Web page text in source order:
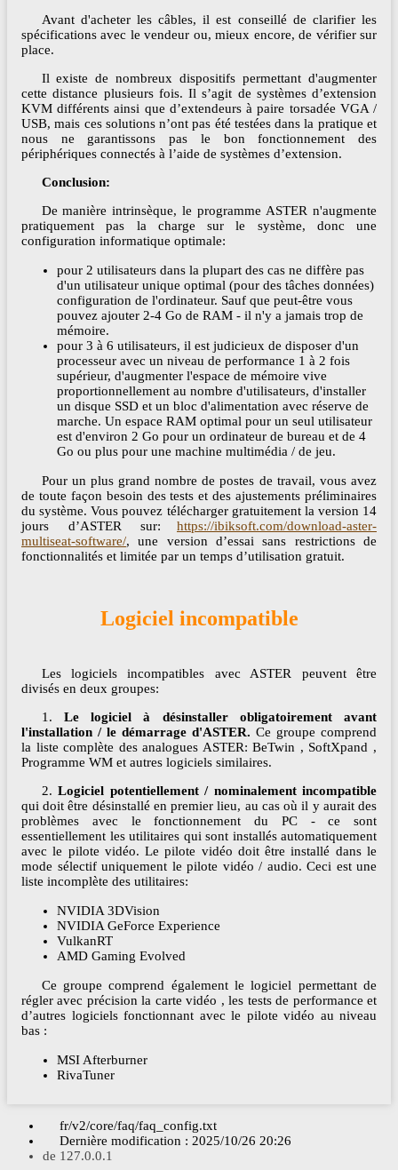
Avant d'acheter les câbles, il est conseillé de clarifier les
spécifications avec le vendeur ou, mieux encore, de vérifier sur
place.
Il existe de nombreux dispositifs permettant d'augmenter
cette distance plusieurs fois. Il s’agit de systèmes d’extension
KVM différents ainsi que d’extendeurs à paire torsadée VGA /
USB, mais ces solutions n’ont pas été testées dans la pratique et
nous ne garantissons pas le bon fonctionnement des
périphériques connectés à l’aide de systèmes d’extension.
Conclusion:
De manière intrinsèque, le programme ASTER n'augmente
pratiquement pas la charge sur le système, donc une
configuration informatique optimale:
pour 2 utilisateurs dans la plupart des cas ne diffère pas
d'un utilisateur unique optimal (pour des tâches données)
configuration de l'ordinateur. Sauf que peut-être vous
pouvez ajouter 2-4 Go de RAM - il n'y a jamais trop de
mémoire.
pour 3 à 6 utilisateurs, il est judicieux de disposer d'un
processeur avec un niveau de performance 1 à 2 fois
supérieur, d'augmenter l'espace de mémoire vive
proportionnellement au nombre d'utilisateurs, d'installer
un disque SSD et un bloc d'alimentation avec réserve de
marche. Un espace RAM optimal pour un seul utilisateur
est d'environ 2 Go pour un ordinateur de bureau et de 4
Go ou plus pour une machine multimédia / de jeu.
Pour un plus grand nombre de postes de travail, vous avez
de toute façon besoin des tests et des ajustements préliminaires
du système. Vous pouvez télécharger gratuitement la version 14
jours d’ASTER sur:
https://ibiksoft.com/download-aster-
multiseat-software/, une version d’essai sans restrictions de
fonctionnalités et limitée par un temps d’utilisation gratuit.
Logiciel incompatible
Les logiciels incompatibles avec ASTER peuvent être
divisés en deux groupes:
1. Le logiciel à désinstaller obligatoirement avant
l'installation / le démarrage d'ASTER. Ce groupe comprend
la liste complète des analogues ASTER: BeTwin , SoftXpand ,
Programme WM et autres logiciels similaires.
2. Logiciel potentiellement / nominalement incompatible
qui doit être désinstallé en premier lieu, au cas où il y aurait des
problèmes avec le fonctionnement du PC - ce sont
essentiellement les utilitaires qui sont installés automatiquement
avec le pilote vidéo. Le pilote vidéo doit être installé dans le
mode sélectif uniquement le pilote vidéo / audio. Ceci est une
liste incomplète des utilitaires:
NVIDIA 3DVision
NVIDIA GeForce Experience
VulkanRT
AMD Gaming Evolved
Ce groupe comprend également le logiciel permettant de
régler avec précision la carte vidéo , les tests de performance et
d’autres logiciels fonctionnant avec le pilote vidéo au niveau
bas :
MSI Afterburner
RivaTuner
fr/v2/core/faq/faq_config.txt
Dernière modification : 2025/10/26 20:26
de 127.0.0.1